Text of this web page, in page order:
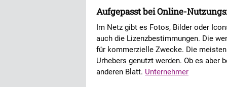
Aufgepasst bei Online-
Im Netz gibt es Fotos, Bilder oder
auch die Lizenzbestimmungen. Die
für kommerzielle Zwecke. Die
Urhebers genutzt werden. Ob es aber
anderen Blatt. Unternehmer